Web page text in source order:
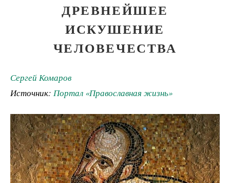
ДРЕВНЕЙШЕЕ
ИСКУШЕНИЕ
ЧЕЛОВЕЧЕСТВА
Сергей Комаров
Источник: Портал «Православная жизнь»